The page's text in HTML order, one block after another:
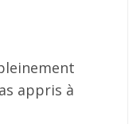
appris à